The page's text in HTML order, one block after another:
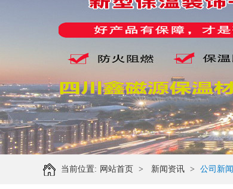
当前位置: 网站首页 > 新闻资讯 > 公司新闻